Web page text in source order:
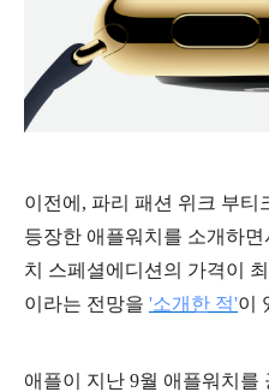
이전에, 파리 패션 위크 부티
등장한 애플워치를 소개하
치 스페셜에디션의 가격이
이라는 전망을 '소개한 적'이
애플이 지난 9월 애플워치